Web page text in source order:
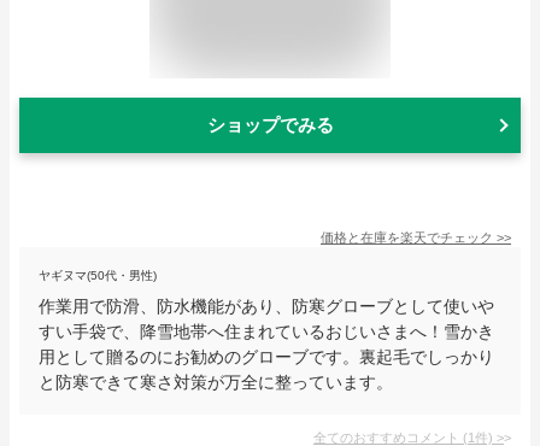
ショップでみる
価格と在庫を楽天でチェック >>
ヤギヌマ(50代・男性)
作業用で防滑、防水機能があり、防寒グローブとして使いや
すい手袋で、降雪地帯へ住まれているおじいさまへ！雪かき
用として贈るのにお勧めのグローブです。裏起毛でしっかり
と防寒できて寒さ対策が万全に整っています。
全てのおすすめコメント (1件) >